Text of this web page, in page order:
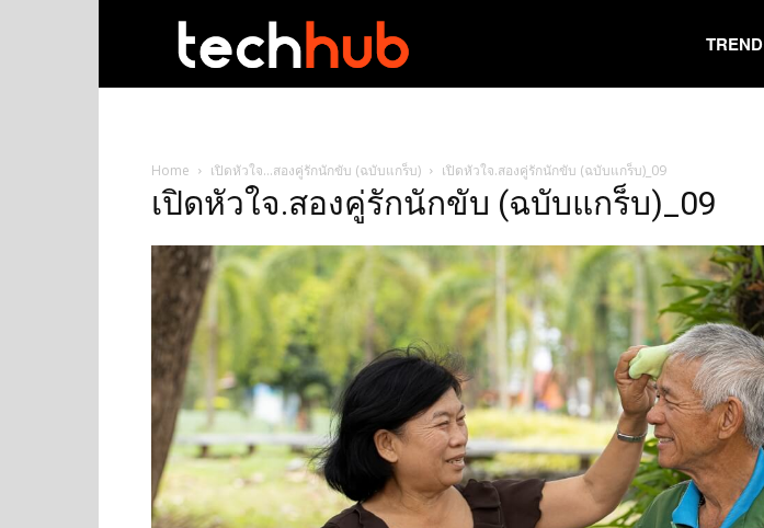
TREND
Home เปิดหัวใจ…สองคู่รักนักขับ (ฉบับแกร็บ) เปิดหัวใจ.สองคู่รักนักขับ (ฉบับแกร็บ)_09
เปิดหัวใจ.สองคู่รักนักขับ (ฉบับแกร็บ)_09